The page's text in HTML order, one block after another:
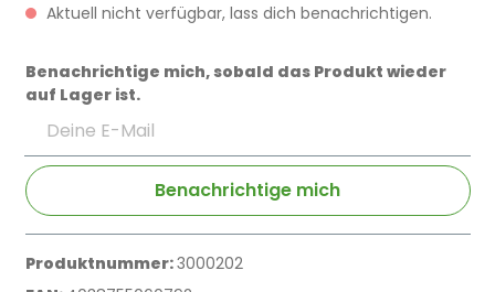
Aktuell nicht verfügbar, lass dich benachrichtigen.
Benachrichtige mich, sobald das Produkt wieder
auf Lager ist.
Benachrichtige mich
Produktnummer:3000202